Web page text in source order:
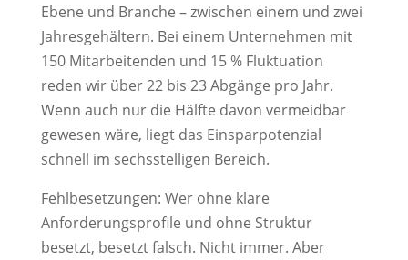
Ebene und Branche – zwischen einem und zwei
Jahresgehältern. Bei einem Unternehmen mit
150 Mitarbeitenden und 15 % Fluktuation
reden wir über 22 bis 23 Abgänge pro Jahr.
Wenn auch nur die Hälfte davon vermeidbar
gewesen wäre, liegt das Einsparpotenzial
schnell im sechsstelligen Bereich.
Fehlbesetzungen: Wer ohne klare
Anforderungsprofile und ohne Struktur
besetzt, besetzt falsch. Nicht immer. Aber